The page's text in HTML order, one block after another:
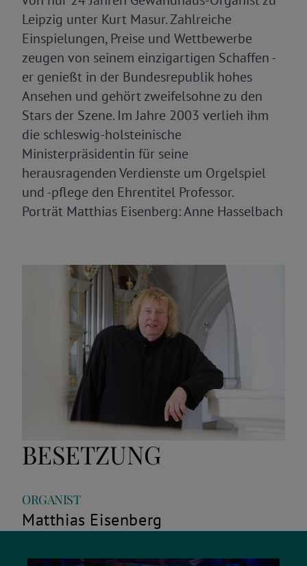
Leipzig unter Kurt Masur. Zahlreiche
Einspielungen, Preise und Wettbewerbe
zeugen von seinem einzigartigen Schaffen -
er genießt in der Bundesrepublik hohes
Ansehen und gehört zweifelsohne zu den
Stars der Szene. Im Jahre 2003 verlieh ihm
die schleswig-holsteinische
Ministerpräsidentin für seine
herausragenden Verdienste um Orgelspiel
und -pflege den Ehrentitel Professor.
Porträt Matthias Eisenberg: Anne Hasselbach
BESETZUNG
Rolle
ORGANIST
Name
Matthias Eisenberg